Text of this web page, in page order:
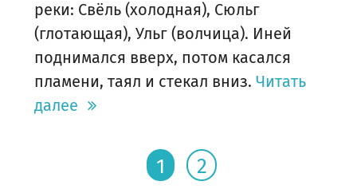
реки: Свёль (холодная), Сюльг
(глотающая), Ульг (волчица). Иней
поднимался вверх, потом касался
пламени, таял и стекал вниз. Читать
далее
1 2